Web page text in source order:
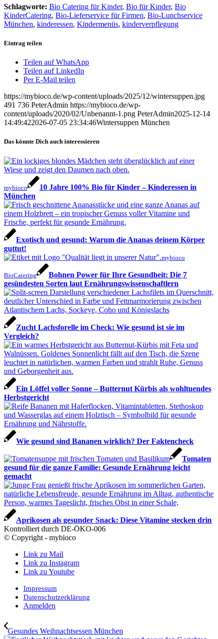
Schlagworte: Bio Catering für Kinder, Bio für Kinder, Bio
KinderCatering, Bio-Lieferservice für Firmen, Bio-Lunchservice
München, kinderessen, Kindermenüs, kinderverpflegung
Eintrag teilen
Teilen auf WhatsApp
Teilen auf LinkedIn
Per E-Mail teilen
https://mybioco.de/wp-content/uploads/2025/12/wintersuppen.jpg
491 736 PeterAdmin https://mybioco.de/wp-
content/uploads/2020/02/Unbenannt-1.png PeterAdmin2025-12-14
14:49:422026-07-05 23:34:46Wintersuppen München
Das könnte Dich auch interessieren
mybioco
10 Jahre 100% Bio für Kinder – Kinderessen in
München
Exotisch und gesund: Warum die Ananas deinem Körper
guttut!
mybioco
BioCatering
Bohnen Power für Ihre Gesundheit: Die 7
gesündesten Sorten laut Ernährungswissenschaftlern
Zucht Lachsforelle im Check: Wie gesund ist sie im
Vergleich?
Ein Löffel voller Sonne – Butternut Kürbis als wohltuendes
Herbstgericht
Wie gesund sind Bananen wirklich? Der Faktencheck
Tomaten
gesund für die ganze Familie: Gesunde Ernährung leicht
gemacht
Aprikosen als gesunder Snack: Diese Vitamine stecken drin
Kontrolliert durch DE-ÖKO-006
© Copyright - mybioco
Link zu Mail
Link zu Instagram
Link zu Youtube
Impressum
Datenschutzerklärung
Anmelden
Gesundes Weihnachtsessen München